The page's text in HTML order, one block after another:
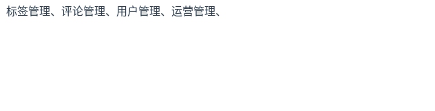
签管理、评论管理、用户管理、运营管理、